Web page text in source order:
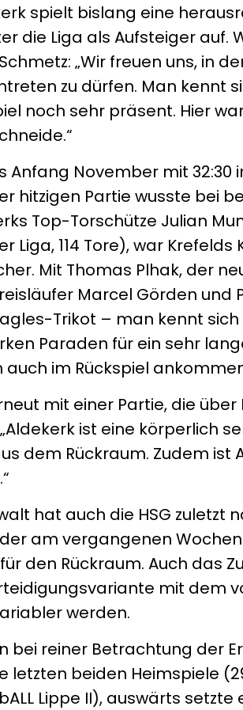
spielt bislang eine
die Liga als Aufsteiger auf.
„Wir freuen uns, in
zu dürfen. Man kennt
noch sehr präsent. Hier
Anfang November mit 32:30
hitzigen Partie wusste bei
Top-Torschütze Julian
114 Tore), war Krefelds
Mit Thomas Plhak, der
Marcel Görden und
Trikot – man kennt
Paraden für ein sehr
im Rückspiel
mit einer Partie, die über
ist eine körperlich
dem Rückraum. Zudem ist
hat auch die HSG zuletzt
am vergangenen
den Rückraum. Auch das
mit dem
werden.
bei reiner Betrachtung der
letzten beiden Heimspiele
Lippe II), auswärts